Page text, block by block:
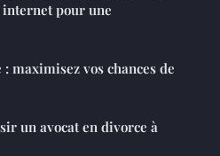
pour une
maximisez vos chances de
un avocat en divorce à